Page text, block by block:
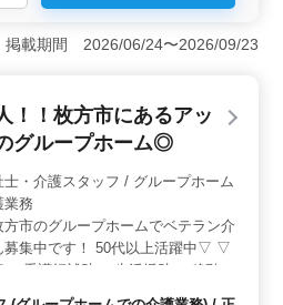
＞ 茨木駅前に位置し、駅から
利。地元の方にもオススメの勤
店や買い物施設も多く、仕事
が確保されており、仕事とプラ
環境が整っています。土日祝
。休日を有効活用して、趣味
せましょう。 ＜経験や資格
年以上やヘルパー2級以上の資
、経験やスキルを活かしなが
護業務に携わることができま
掲載期間 2026/06/24〜2026/09/23
！！枚方市にあるアッ
グループホーム◎
護スタッフ / グループホーム
業務
方市のグループホームでベテラン介
募集中です！ 50代以上活躍中▽ ▽
・看護師補助 ・生活援助 ・移動介